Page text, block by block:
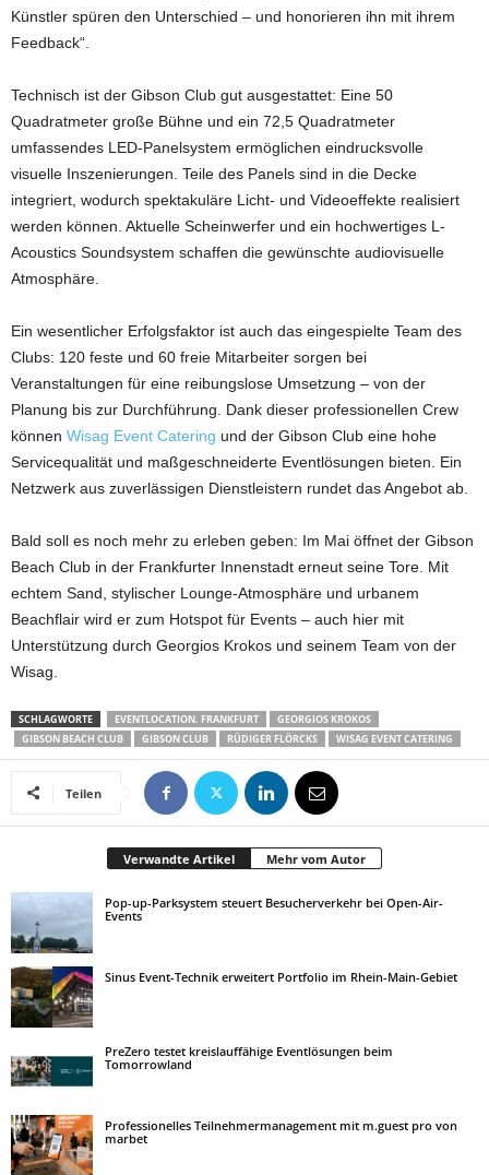
Künstler spüren den Unterschied – und honorieren ihn mit ihrem
Feedback“.
Technisch ist der Gibson Club gut ausgestattet: Eine 50
Quadratmeter große Bühne und ein 72,5 Quadratmeter
umfassendes LED-Panelsystem ermöglichen eindrucksvolle
visuelle Inszenierungen. Teile des Panels sind in die Decke
integriert, wodurch spektakuläre Licht- und Videoeffekte realisiert
werden können. Aktuelle Scheinwerfer und ein hochwertiges L-
Acoustics Soundsystem schaffen die gewünschte audiovisuelle
Atmosphäre.
Ein wesentlicher Erfolgsfaktor ist auch das eingespielte Team des
Clubs: 120 feste und 60 freie Mitarbeiter sorgen bei
Veranstaltungen für eine reibungslose Umsetzung – von der
Planung bis zur Durchführung. Dank dieser professionellen Crew
können Wisag Event Catering und der Gibson Club eine hohe
Servicequalität und maßgeschneiderte Eventlösungen bieten. Ein
Netzwerk aus zuverlässigen Dienstleistern rundet das Angebot ab.
Bald soll es noch mehr zu erleben geben: Im Mai öffnet der Gibson
Beach Club in der Frankfurter Innenstadt erneut seine Tore. Mit
echtem Sand, stylischer Lounge-Atmosphäre und urbanem
Beachflair wird er zum Hotspot für Events – auch hier mit
Unterstützung durch Georgios Krokos und seinem Team von der
Wisag.
SCHLAGWORTE EVENTLOCATION. FRANKFURT
GEORGIOS KROKOS
GIBSON BEACH CLUB
GIBSON CLUB RÜDIGER FLÖRCKS WISAG EVENT CATERING
Teilen
Verwandte Artikel Mehr vom Autor
Pop-up-Parksystem steuert Besucherverkehr bei Open-Air-
Events
Sinus Event-Technik erweitert Portfolio im Rhein-Main-Gebiet
PreZero testet kreislauffähige Eventlösungen beim
Tomorrowland
Professionelles Teilnehmermanagement mit m.guest pro von
marbet